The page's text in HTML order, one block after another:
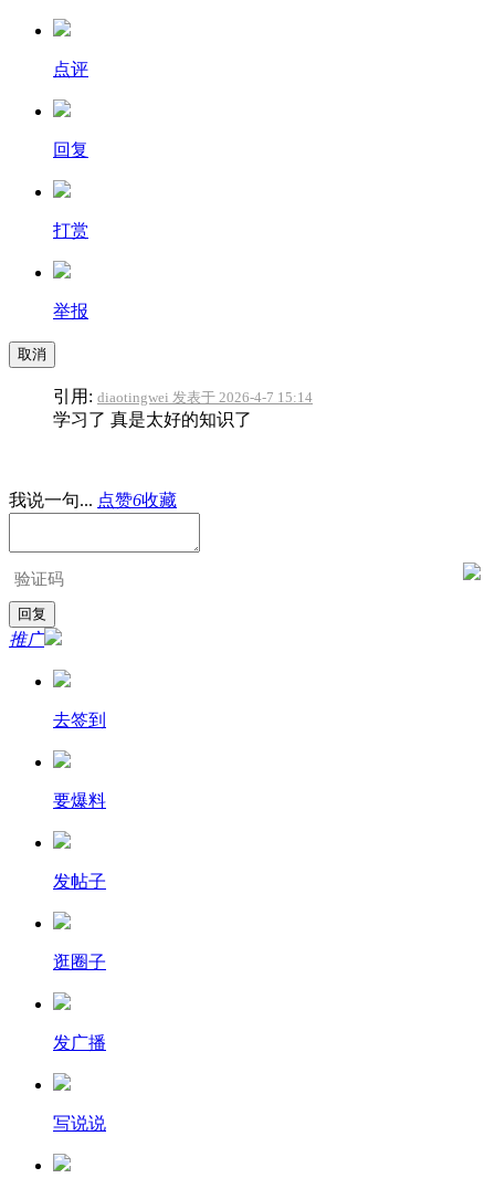
点评
回复
打赏
举报
取消
引用: diaotingwei 发表于 2026-4-7 15:14
学习了 真是太好的知识了
我说一句... 点赞6收藏
推广
去签到
要爆料
发帖子
逛圈子
发广播
写说说